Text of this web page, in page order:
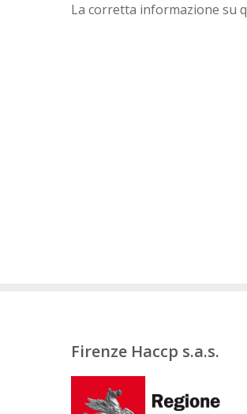
La corretta informazione su
Firenze Haccp s.a.s.